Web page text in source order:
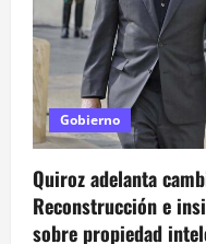
Gobierno
Quiroz adelanta
Reconstrucción e
sobre propiedad